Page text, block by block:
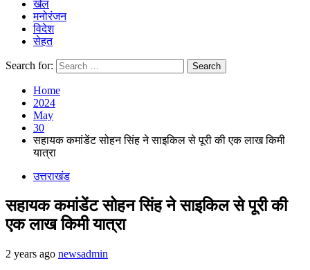
खेल
मनोरंजन
विदेश
सेहत
Search for:
Home
2024
May
30
सहायक कमांडेंट सोहन सिंह ने साइकिल से पूरी की एक लाख किमी
यात्रा
उत्तराखंड
सहायक कमांडेंट सोहन सिंह ने साइकिल से पूरी की
एक लाख किमी यात्रा
2 years ago newsadmin